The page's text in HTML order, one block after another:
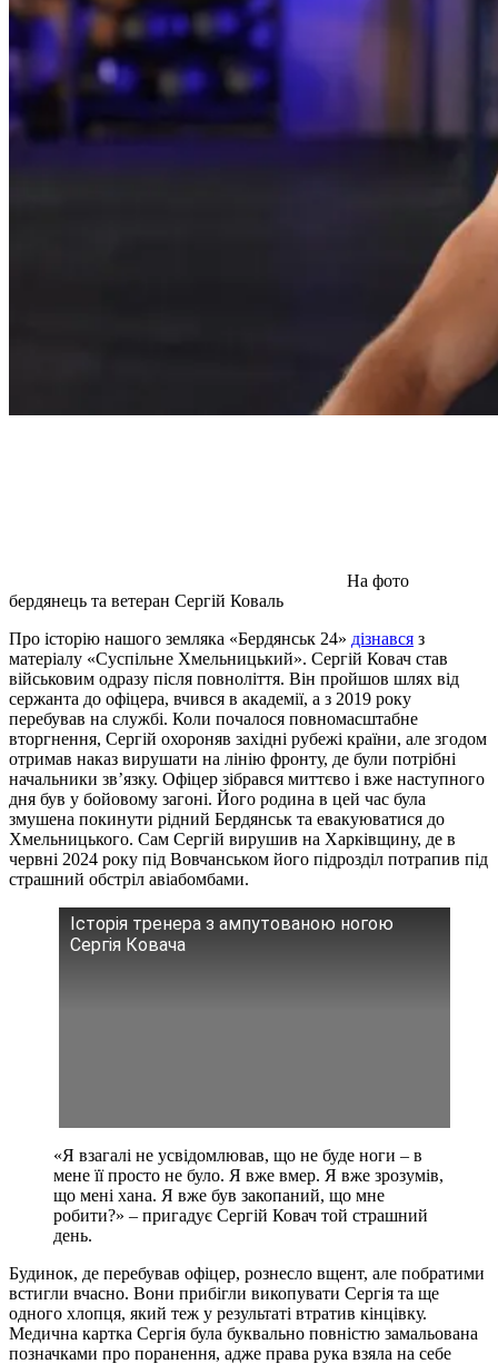
На фото
бердянець та ветеран Сергій Коваль
Про історію нашого земляка «Бердянськ 24» дізнався з
матеріалу «Суспільне Хмельницький». Сергій Ковач став
військовим одразу після повноліття. Він пройшов шлях від
сержанта до офіцера, вчився в академії, а з 2019 року
перебував на службі. Коли почалося повномасштабне
вторгнення, Сергій охороняв західні рубежі країни, але згодом
отримав наказ вирушати на лінію фронту, де були потрібні
начальники зв’язку. Офіцер зібрався миттєво і вже наступного
дня був у бойовому загоні. Його родина в цей час була
змушена покинути рідний Бердянськ та евакуюватися до
Хмельницького. Сам Сергій вирушив на Харківщину, де в
червні 2024 року під Вовчанськом його підрозділ потрапив під
страшний обстріл авіабомбами.
Історія тренера з ампутованою ногою
Сергія Ковача
«Я взагалі не усвідомлював, що не буде ноги – в
мене її просто не було. Я вже вмер. Я вже зрозумів,
що мені хана. Я вже був закопаний, що мне
робити?» – пригадує Сергій Ковач той страшний
день.
Будинок, де перебував офіцер, рознесло вщент, але побратими
встигли вчасно. Вони прибігли викопувати Сергія та ще
одного хлопця, який теж у результаті втратив кінцівку.
Медична картка Сергія була буквально повністю замальована
позначками про поранення, адже права рука взяла на себе